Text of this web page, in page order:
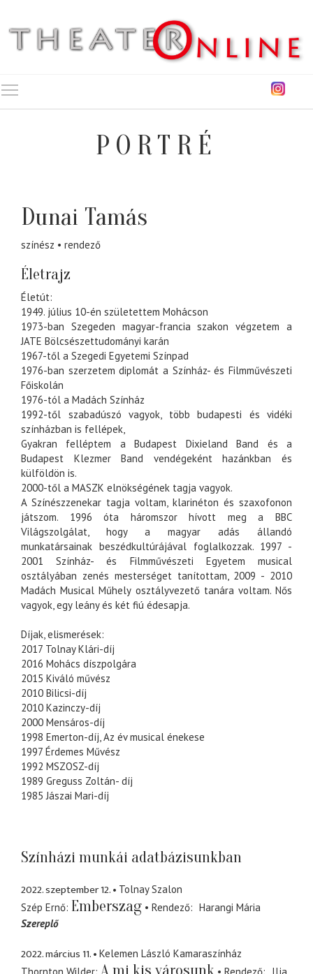
PORTRÉ
Dunai Tamás
színész rendező
Életrajz
Életút:
1949. július 10-én születettem Mohácson
1973-ban Szegeden magyar-francia szakon végzetem a
JATE Bölcsészettudományi karán
1967-től a Szegedi Egyetemi Színpad
1976-ban szerzetem diplomát a Színház- és Filmművészeti
Főiskolán
1976-tól a Madách Színház
1992-től szabadúszó vagyok, több budapesti és vidéki
színházban is fellépek,
Gyakran felléptem a Budapest Dixieland Band és a
Budapest Klezmer Band vendégeként hazánkban és
külföldön is.
2000-től a MASZK elnökségének tagja vagyok.
A Színészzenekar tagja voltam, klarinéton és szaxofonon
játszom. 1996 óta háromszor hívott meg a BBC
Világszolgálat, hogy a magyar adás állandó
munkatársainak beszédkultúrájával foglalkozzak. 1997 -
2001 Színház- és Filmművészeti Egyetem musical
osztályában zenés mesterséget tanítottam, 2009 - 2010
Madách Musical Műhely osztályvezető tanára voltam. Nős
vagyok, egy leány és két fiú édesapja.
Díjak, elismerések:
2017 Tolnay Klári-díj
2016 Mohács díszpolgára
2015 Kiváló művész
2010 Bilicsi-díj
2010 Kazinczy-díj
2000 Mensáros-díj
1998 Emerton-díj, Az év musical énekese
1997 Érdemes Művész
1992 MSZOSZ-díj
1989 Greguss Zoltán- díj
1985 Jászai Mari-díj
Színházi munkái adatbázisunkban
2022. szeptember 12.
Tolnay Szalon
Szép Ernő Emberszag Rendező
Harangi Mária
Szereplő
2022. március 11.
Kelemen László Kamaraszínház